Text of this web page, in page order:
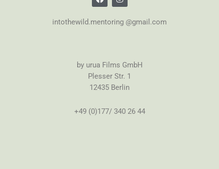
intothewild.mentoring @gmail.com
by urua Films GmbH
Plesser Str. 1
12435 Berlin
+49 (0)177/ 340 26 44